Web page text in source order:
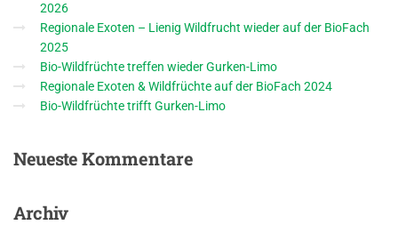
2026
Regionale Exoten – Lienig Wildfrucht wieder auf der BioFach
2025
Bio-Wildfrüchte treffen wieder Gurken-Limo
Regionale Exoten & Wildfrüchte auf der BioFach 2024
Bio-Wildfrüchte trifft Gurken-Limo
NeuesteKommentare
Archiv